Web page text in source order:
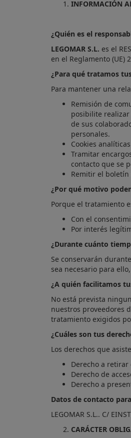
INFORMACIÓN
¿Quién es el
LEGOMAR S.L. es el
en el Reglamento (UE)
¿Para qué tratamos
Para mantener una
Remisión de
posibilite realizar
de sus
personales.
Cookies
Tramitar
contacto que se
Remitir el
¿Por qué motivo
Porque el tratamiento
Con el
Por interés
¿Durante cuánto
Se conservarán
sea necesario para
¿A quién facilitamos
No está prevista
nuestros proveedores
tratamiento exigidos
¿Cuáles son tus
Los derechos que
Derecho a
Derecho de
Derecho a
Datos de contacto
LEGOMAR S.L.. C/
CARÁCTER